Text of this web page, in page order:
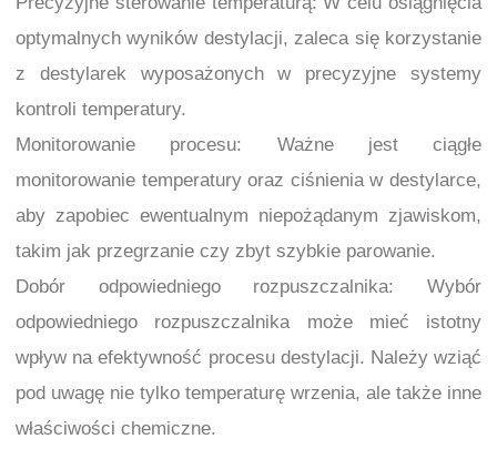
optymalnych wyników destylacji, zaleca się korzystanie
z destylarek wyposażonych w precyzyjne systemy
kontroli temperatury.
Monitorowanie procesu: Ważne jest ciągłe
monitorowanie temperatury oraz ciśnienia w destylarce,
aby zapobiec ewentualnym niepożądanym zjawiskom,
takim jak przegrzanie czy zbyt szybkie parowanie.
Dobór odpowiedniego rozpuszczalnika: Wybór
odpowiedniego rozpuszczalnika może mieć istotny
wpływ na efektywność procesu destylacji. Należy wziąć
pod uwagę nie tylko temperaturę wrzenia, ale także inne
właściwości chemiczne.